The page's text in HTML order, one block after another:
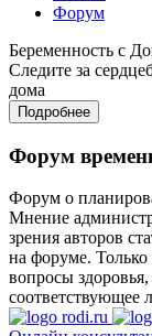
Форум
Беременность с
Следите за
дома
Подробнее
Форум
Форум о
Мнение
зрения авторов
на форуме.
вопросы здоровья,
соответствующее